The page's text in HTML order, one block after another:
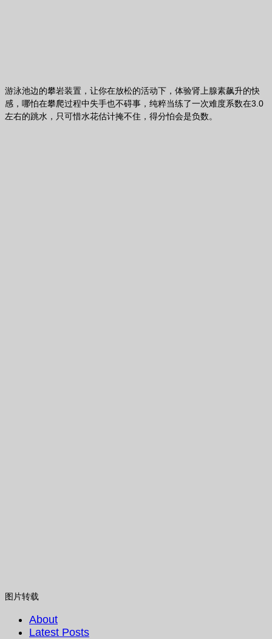
游泳池边的攀岩装置，让你在放松的活动下，体验肾上腺素飙升的快
感，哪怕在攀爬过程中失手也不碍事，纯粹当练了一次难度系数在3.0
左右的跳水，只可惜水花估计掩不住，得分怕会是负数。
图片转载
About
Latest Posts